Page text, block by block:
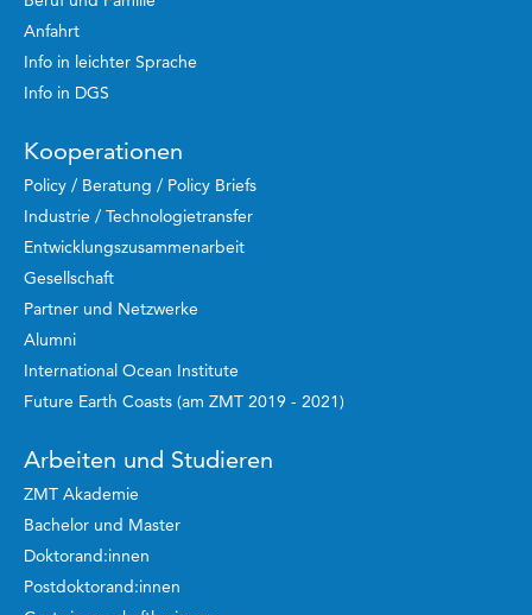
Anfahrt
Info in leichter Sprache
Info in DGS
Kooperationen
Policy / Beratung / Policy Briefs
Industrie / Technologietransfer
Entwicklungszusammenarbeit
Gesellschaft
Partner und Netzwerke
Alumni
International Ocean Institute
Future Earth Coasts (am ZMT 2019 - 2021)
Arbeiten und Studieren
ZMT Akademie
Bachelor und Master
Doktorand:innen
Postdoktorand:innen